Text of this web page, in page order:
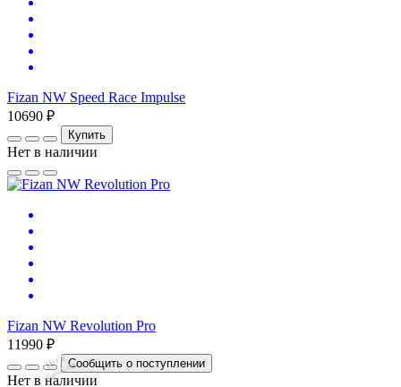
Fizan NW Speed Race Impulse
10690 ₽
Купить
Нет в наличии
Fizan NW Revolution Pro
Нет
в
на
л
и
ч
и
и
11990 ₽
Сообщить о поступлении
Нет в наличии